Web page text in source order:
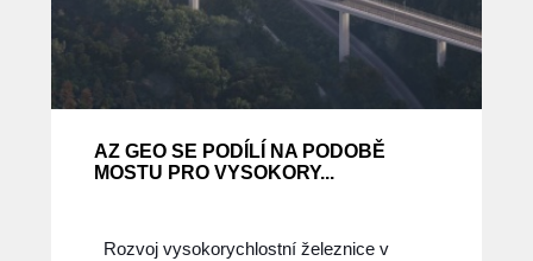
AZ GEO SE PODÍLÍ NA PODOBĚ
MOSTU PRO VYSOKORY...
Rozvoj vysokorychlostní železnice v